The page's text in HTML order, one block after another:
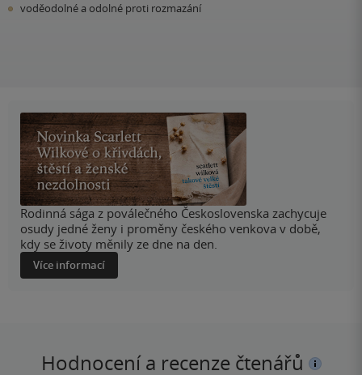
voděodolné a odolné proti rozmazání
Rodinná sága z poválečného Československa zachycuje
osudy jedné ženy i proměny českého venkova v době,
kdy se životy měnily ze dne na den.
Více informací
Hodnocení a recenze čtenářů